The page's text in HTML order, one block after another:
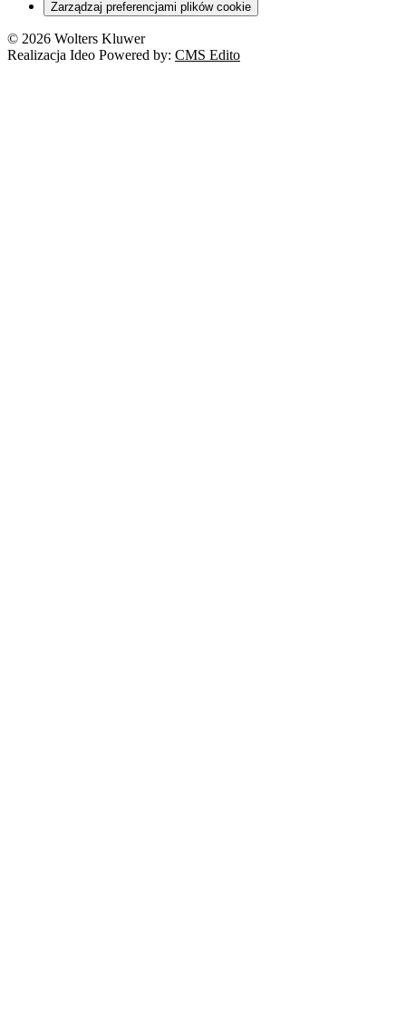
Zarządzaj preferencjami plików cookie
© 2026 Wolters Kluwer
Realizacja Ideo Powered by: CMS Edito